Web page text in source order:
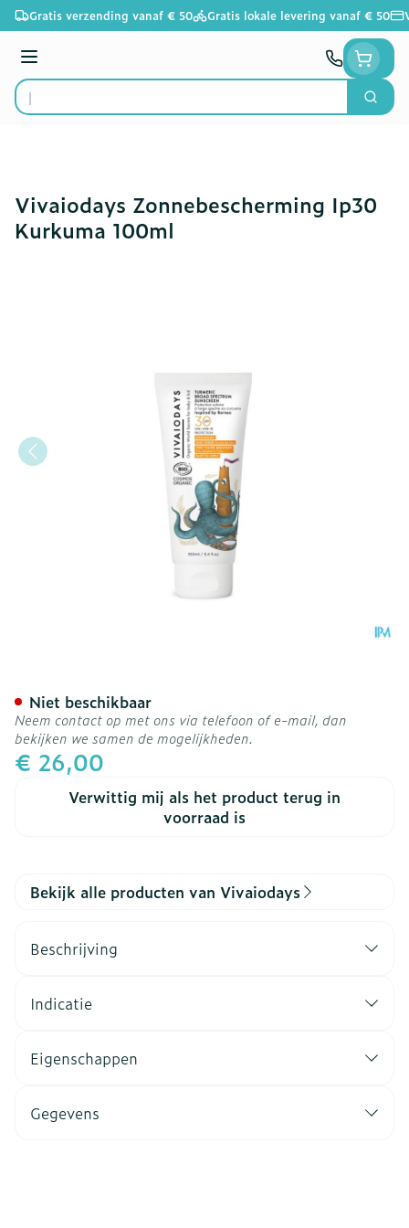
Ga naar de inhoud
Gratis verzending vanaf € 50 Gratis lokale levering vanaf € 50
Menu
Product, merk, categorie...
Zoek
Vivaiodays Zonnebescherming Ip30
Kurkuma 100ml
€ 26,00
Verwittig mij als het product terug in
voorraad is
Niet beschikbaar
Neem contact op met ons via telefoon of e-mail, dan
bekijken we samen de mogelijkheden.
Bekijk alle producten van Vivaiodays
Beschrijving
Indicatie
Eigenschappen
Gegevens